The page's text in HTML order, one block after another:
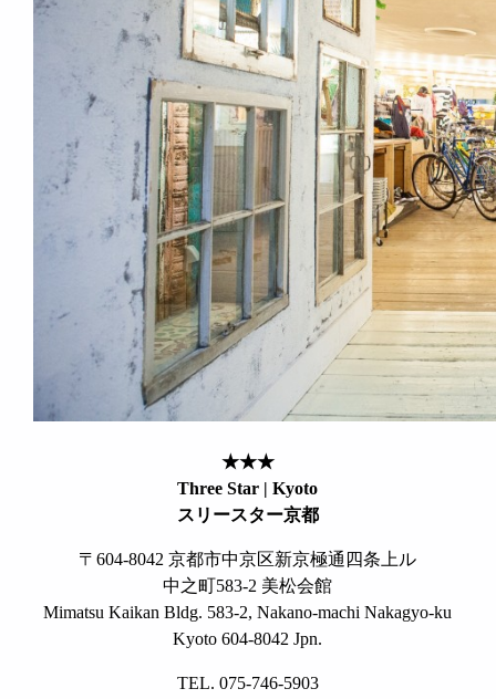
★★★
Three Star | Kyoto
スリースター京都
〒604-8042 京都市中京区新京極通四条上ル
中之町583-2 美松会館
Mimatsu Kaikan Bldg. 583-2, Nakano-machi Nakagyo-ku
Kyoto 604-8042 Jpn.
TEL. 075-746-5903